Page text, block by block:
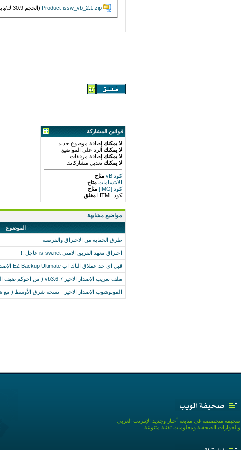
Product-issw_vb_2.1.zip‏ (الحجم 30.9 ك/بايت , عدد مرات التنزيل : 11153)
قوانين المشاركة
لا يمكنك إضافة موضوع جديد
لا يمكنك الرد على المواضيع
لا يمكنك إضافة مرفقات
لا يمكنك تعديل مشاركاتك
كود vB
متاح
الابتسامات متاح
كود [IMG]
متاح
كود HTML
مغلق
مواضيع مشابهة
الموضوع
طرق الحماية من الاختراق والقرصنة
اختراق معهد الفريق الامني is-sw.net عاجل !!
قبل اى حد عملاق الباك اب EZ Backup Ultimate الإصدار الاخير v6.15
ملف تعريب الإصدار الاخير vb3.6.7 ( من اخوكم ضيف المهاجر )
الفوتوشوب الإصدار الاخير - نسخة شرق الأوسط ( مع
صحيفة متخصصة في متابعة أخبار وجديد الإنترنت العربي
والحوارات الصحفية ومعلومات تقنية متنوعة .